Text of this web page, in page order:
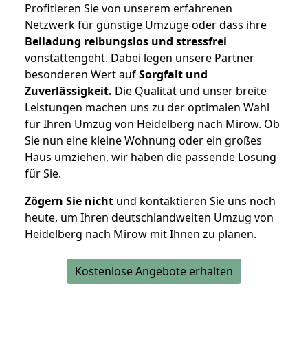
Profitieren Sie von unserem erfahrenen
Netzwerk für günstige Umzüge oder dass ihre
Beiladung reibungslos und stressfrei
vonstattengeht. Dabei legen unsere Partner
besonderen Wert aufSorgfalt und
Zuverlässigkeit. Die Qualität und unser breite
Leistungen machen uns zu der optimalen Wahl
für Ihren Umzug von Heidelberg nach Mirow. Ob
Sie nun eine kleine Wohnung oder ein großes
Haus umziehen, wir haben die passende Lösung
für Sie.
Zögern Sie nicht und kontaktieren Sie uns noch
heute, um Ihren deutschlandweiten Umzug von
Heidelberg nach Mirow mit Ihnen zu planen.
Kostenlose Angebote erhalten